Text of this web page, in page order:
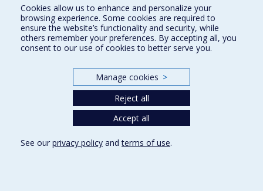
La recherche à l'UdeM
Secrétariat général
Se connecter à Nagano
Cookies allow us to enhance and personalize your
browsing experience. Some cookies are required to
ensure the website’s functionality and security, while
others remember your preferences. By accepting all, you
consent to our use of cookies to better serve you.
Manage cookies >
Reject all
Accept all
See our privacy policy andterms of use.